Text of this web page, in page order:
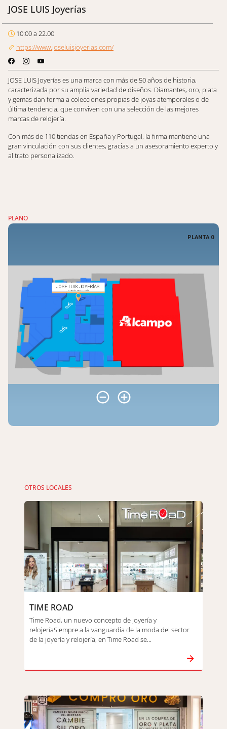
JOSE LUIS Joyerías
10:00 a 22.00
https://www.joseluisjoyerias.com/
JOSE LUIS Joyerías es una marca con más de 50 años de historia,
caracterizada por su amplia variedad de diseños. Diamantes, oro, plata
y gemas dan forma a colecciones propias de joyas atemporales o de
última tendencia, que conviven con una selección de las mejores
marcas de relojería.
Con más de 110 tiendas en España y Portugal, la firma mantiene una
gran vinculación con sus clientes, gracias a un asesoramiento experto y
al trato personalizado.
PLANO
OTROS LOCALES
TIME ROAD
Time Road, un nuevo concepto de joyería y
relojeríaSiempre a la vanguardia de la moda del sector
de la joyería y relojería, en Time Road se...